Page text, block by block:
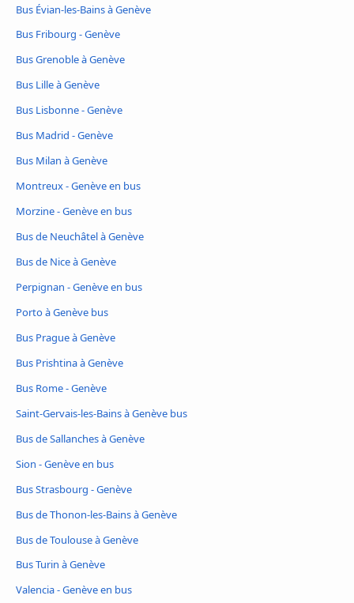
Bus Évian-les-Bains à Genève
Bus Fribourg - Genève
Bus Grenoble à Genève
Bus Lille à Genève
Bus Lisbonne - Genève
Bus Madrid - Genève
Bus Milan à Genève
Montreux - Genève en bus
Morzine - Genève en bus
Bus de Neuchâtel à Genève
Bus de Nice à Genève
Perpignan - Genève en bus
Porto à Genève bus
Bus Prague à Genève
Bus Prishtina à Genève
Bus Rome - Genève
Saint-Gervais-les-Bains à Genève bus
Bus de Sallanches à Genève
Sion - Genève en bus
Bus Strasbourg - Genève
Bus de Thonon-les-Bains à Genève
Bus de Toulouse à Genève
Bus Turin à Genève
Valencia - Genève en bus